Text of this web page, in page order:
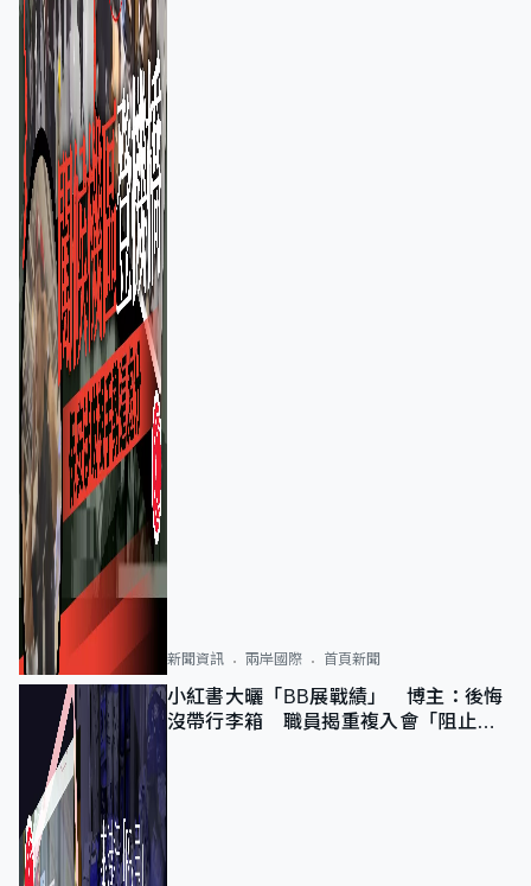
新聞資訊 兩岸國際 首頁新聞
小紅書大曬「BB展戰績」 博主：後悔
沒帶行李箱 職員揭重複入會「阻止唔